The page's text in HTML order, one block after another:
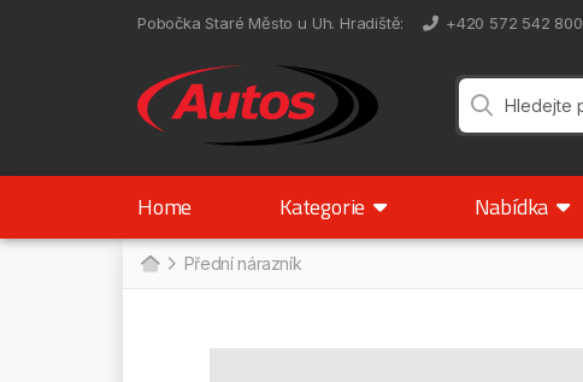
Pobočka Staré Město u Uh. Hradiště: +420 572 542 800
Home Kategorie Nabídka
Přední nárazník